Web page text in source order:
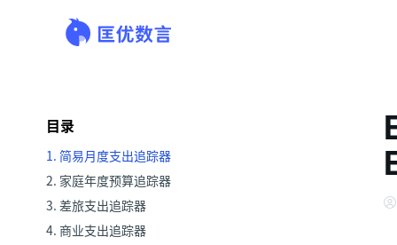
目录
1. 简易月度支出追踪器
2. 家庭年度预算追踪器
3. 差旅支出追踪器
4. 商业支出追踪器